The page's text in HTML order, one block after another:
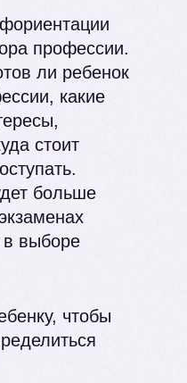
профессии.
ли ребенок
какие
стоит
больше
в выборе
чтобы